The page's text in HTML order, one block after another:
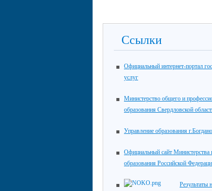
Ссылки
Официальный интернет-портал
услуг
Министерство общего и
образования Свердловской
Управление образования
Официальный сайт Министерства
образования Российской
Результаты